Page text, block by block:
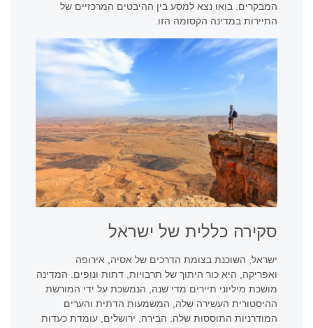
המבקרים. בואו נצא למסע בין ההיבטים המרכזיים של
התיירות במדינה הקסומה הזו.
סקירה כללית של ישראל
ישראל, השוכנת בצומת הדרכים של אסיה, אירופה
ואפריקה, היא כור היתוך של תרבויות, דתות ונופים. המדינה
מושכת מיליוני תיירים מדי שנה, הנמשכת על ידי המורשת
ההיסטורית העשירה שלה, המשמעות הדתית והערים
המודרניות התוססות שלה. הבירה, ירושלים, עומדת כעדות